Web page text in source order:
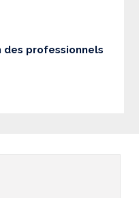
des professionnels